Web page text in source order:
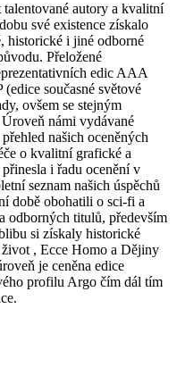
talentované autory a kvalitní
své existence získalo
historické i jiné odborné
Přeložené
edic AAA
současné světové
ovšem se stejným
námi vydávané
našich oceněných
o kvalitní grafické a
i řadu ocenění v
seznam našich úspěchů
době obohatili o sci-fi a
odborných titulů, především
si získaly historické
, Ecce Homo a Dějiny
je ceněna edice
profilu Argo čím dál tím